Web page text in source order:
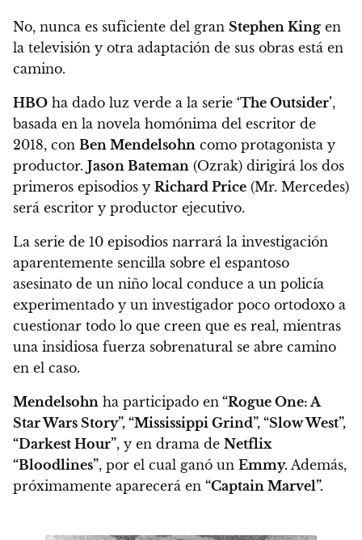
No, nunca es suficiente del gran Stephen King en
la televisión y otra adaptación de sus obras está en
camino.
HBO ha dado luz verde a la serie ‘The Outsider’,
basada en la novela homónima del escritor de
2018, con Ben Mendelsohn como protagonista y
productor. Jason Bateman (Ozrak) dirigirá los dos
primeros episodios y Richard Price (Mr. Mercedes)
será escritor y productor ejecutivo.
La serie de 10 episodios narrará la investigación
aparentemente sencilla sobre el espantoso
asesinato de un niño local conduce a un policía
experimentado y un investigador poco ortodoxo a
cuestionar todo lo que creen que es real, mientras
una insidiosa fuerza sobrenatural se abre camino
en el caso.
Mendelsohn ha participado en “Rogue One: A
Star Wars Story”, “Mississippi Grind”, “Slow West”,
“Darkest Hour”, y en drama de Netflix
“Bloodlines”, por el cual ganó un Emmy. Además,
próximamente aparecerá en “Captain Marvel”.